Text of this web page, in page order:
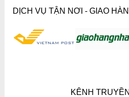
DỊCH VỤ TẬN NƠI - GIAO
KÊNH